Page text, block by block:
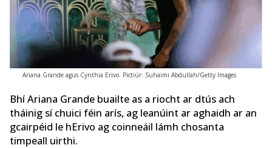
Ariana Grande agus Cynthia Erivo. Pictiúr: Suhaimi Abdullah/Getty Images
Bhí Ariana Grande buailte as a riocht ar dtús ach
tháinig sí chuici féin arís, ag leanúint ar aghaidh ar an
gcairpéid le hErivo ag coinneáil lámh chosanta
timpeall uirthi.